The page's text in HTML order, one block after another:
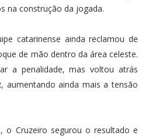
na construção da jogada.
catarinense ainda reclamou de
de mão dentro da área celeste.
a penalidade, mas voltou atrás
aumentando ainda mais a tensão
o Cruzeiro segurou o resultado e